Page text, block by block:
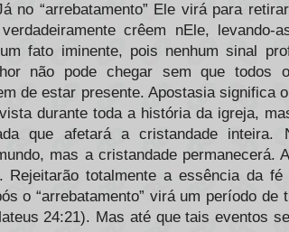
no “arrebatamento” Ele virá para retirar
crêem nEle, levando-
fato iminente, pois nenhum sinal
não pode chegar sem que todos
de estar presente. Apostasia significa
durante toda a história da igreja,
que afetará a cristandade inteira.
mas a cristandade permanecerá.
Rejeitarão totalmente a essência da
o “arrebatamento” virá um período de
24:21). Mas até que tais eventos